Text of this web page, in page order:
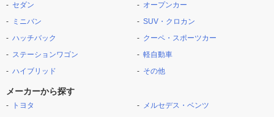
セダン
ミニバン
ハッチバック
ステーションワゴン
ハイブリッド
オープンカー
SUV・クロカン
クーペ・スポーツカー
軽自動車
その他
メーカーから探す
トヨタ
メルセデス・ベンツ